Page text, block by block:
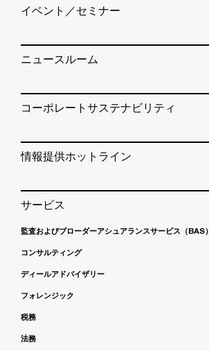
イベント／セミナー
ニュースルーム
コーポレートサステナビリティ
情報提供ホットライン
サービス
監査およびブローダーアシュアランスサービス（BAS）
コンサルティング
ディールアドバイザリー
フォレンジック
税務
法務